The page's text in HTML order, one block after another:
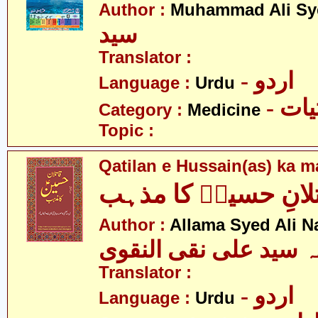
Author : Muhammad Ali
سید
Translator :
Language : Urdu - اردو
Category : Medicine
Topic :
Qatilan e Hussain(as) ka
حسینؑ کا مذہب
Author : Allama Syed Ali
سید علی نقی النقوی
Translator :
Language : Urdu - اردو